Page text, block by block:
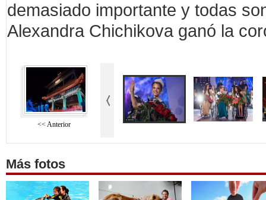
demasiado importante y todas
Alexandra Chichikova ganó la
<< Anterior
Más fotos